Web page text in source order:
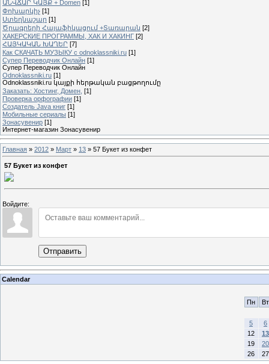
ԱՆՎՃԱՐ ԿԱՅՔ + Domen [1]
Փոխարկիչ [1]
Ստեղնաշար [1]
Ծրագրերի Հայաֆիկացում +Տառարան [2]
ХАКЕРСКИЕ ПРОГРАММЫ, ХАК И ХАКИНГ [2]
ՀԱՅԿԱԿԱՆ ԽԱՂԵՐ [7]
Как СКАЧАТЬ МУЗЫКУ с odnoklassniki.ru [1]
Cупер Переводчик Oнлайн [1]
Cупер Переводчик Oнлайн
Odnoklassniki.ru [1]
Odnoklassniki.ru կայքի հերթական բացթողումը
Заказать: Хостинг, Домен, [1]
Проверка орфографии [1]
Создатель Java книг [1]
Мобильные сериалы [1]
Зонасувенир [1]
Интернет-магазин Зонасувенир
Главная » 2012 » Март » 13 » 57 Букет из конфет
57 Букет из конфет
Войдите:
Отправить
Calendar
Пн Вт
5
6
12
13
19
20
26
27